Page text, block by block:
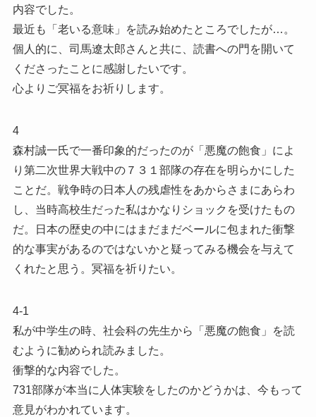
内容でした。
最近も「老いる意味」を読み始めたところでしたが…。
個人的に、司馬遼太郎さんと共に、読書への門を開いて
くださったことに感謝したいです。
心よりご冥福をお祈りします。
4
森村誠一氏で一番印象的だったのが「悪魔の飽食」によ
り第二次世界大戦中の７３１部隊の存在を明らかにした
ことだ。戦争時の日本人の残虐性をあからさまにあらわ
し、当時高校生だった私はかなりショックを受けたもの
だ。日本の歴史の中にはまだまだベールに包まれた衝撃
的な事実があるのではないかと疑ってみる機会を与えて
くれたと思う。冥福を祈りたい。
4-1
私が中学生の時、社会科の先生から「悪魔の飽食」を読
むように勧められ読みました。
衝撃的な内容でした。
731部隊が本当に人体実験をしたのかどうかは、今もって
意見がわかれています。